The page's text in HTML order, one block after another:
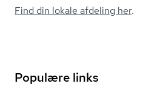
Find din lokale afdeling her.
Populære links